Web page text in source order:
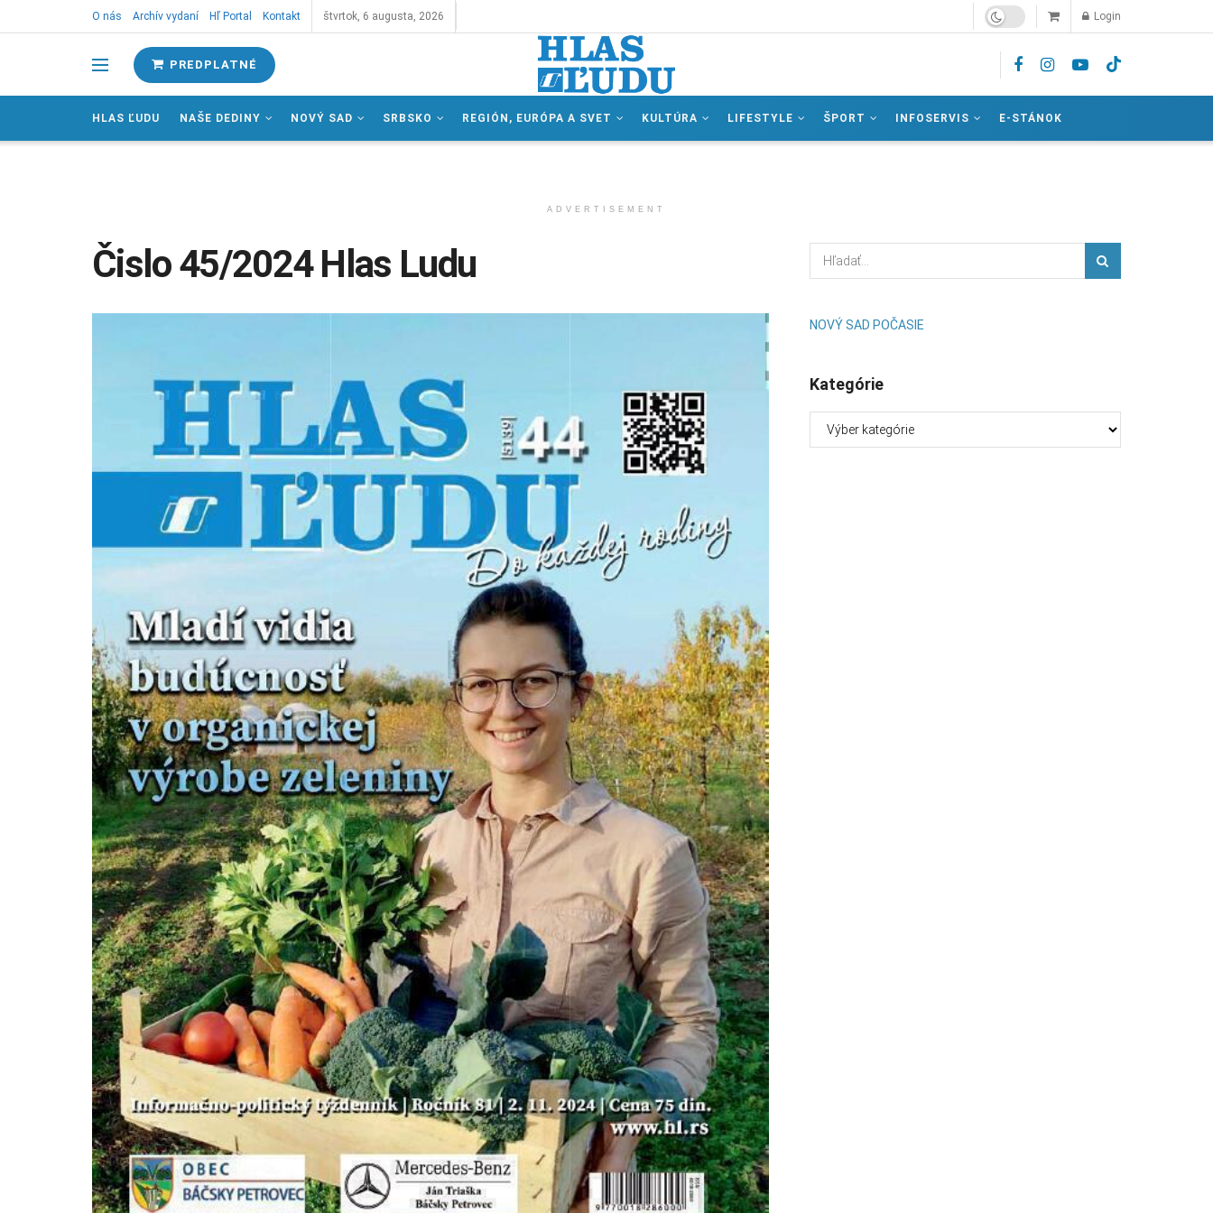
O nás Archív vydaní Hľ Portal Kontakt štvrtok, 6 augusta, 2026 Login
PREDPLATNÉ
HLAS ĽUDU NAŠE DEDINY NOVÝ SAD SRBSKO REGIÓN, EURÓPA A SVET KULTÚRA LIFESTYLE ŠPORT INFOSERVIS E-STÁNOK
ADVERTISEMENT
Čislo 45/2024 Hlas Ludu
NOVÝ SAD POČASIE
Kategórie